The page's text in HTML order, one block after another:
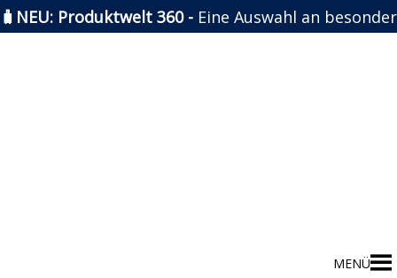
🧳NEU: Produktwelt 360 - Eine Auswahl an
MENÜ